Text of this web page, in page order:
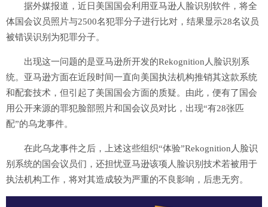
据外媒报道，近日美国国会利用亚马逊人脸识别软件，将全
体国会议员照片与2500名犯罪分子进行比对，结果显示28名议员
被错误识别为犯罪分子。
出现这一问题的是亚马逊所开发的Rekognition人脸识别系
统。亚马逊方面在近段时间一直向美国执法机构推销其这款系统
和配套技术，但引起了美国国会方面的质疑。由此，便有了国会
用公开来源的罪犯脸部照片和国会议员对比，出现“有28张匹
配”的乌龙事件。
在此乌龙事件之后，上述这些组织“体验”Rekognition人脸识
别系统的国会议员们，还担忧亚马逊该项人脸识别技术若被用于
执法机构工作，将对其造成较为严重的不良影响，后患无穷。